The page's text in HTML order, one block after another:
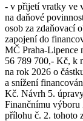
- v přijetí vratky ve
na daňové
osob za zdaňovací
zapojení do
MČ Praha-Lipence
56 789 700,- Kč, k
na rok 2026 o
a snížení
Kč. Návrh 5.
Finančnímu
přílohu č. 2. tohoto